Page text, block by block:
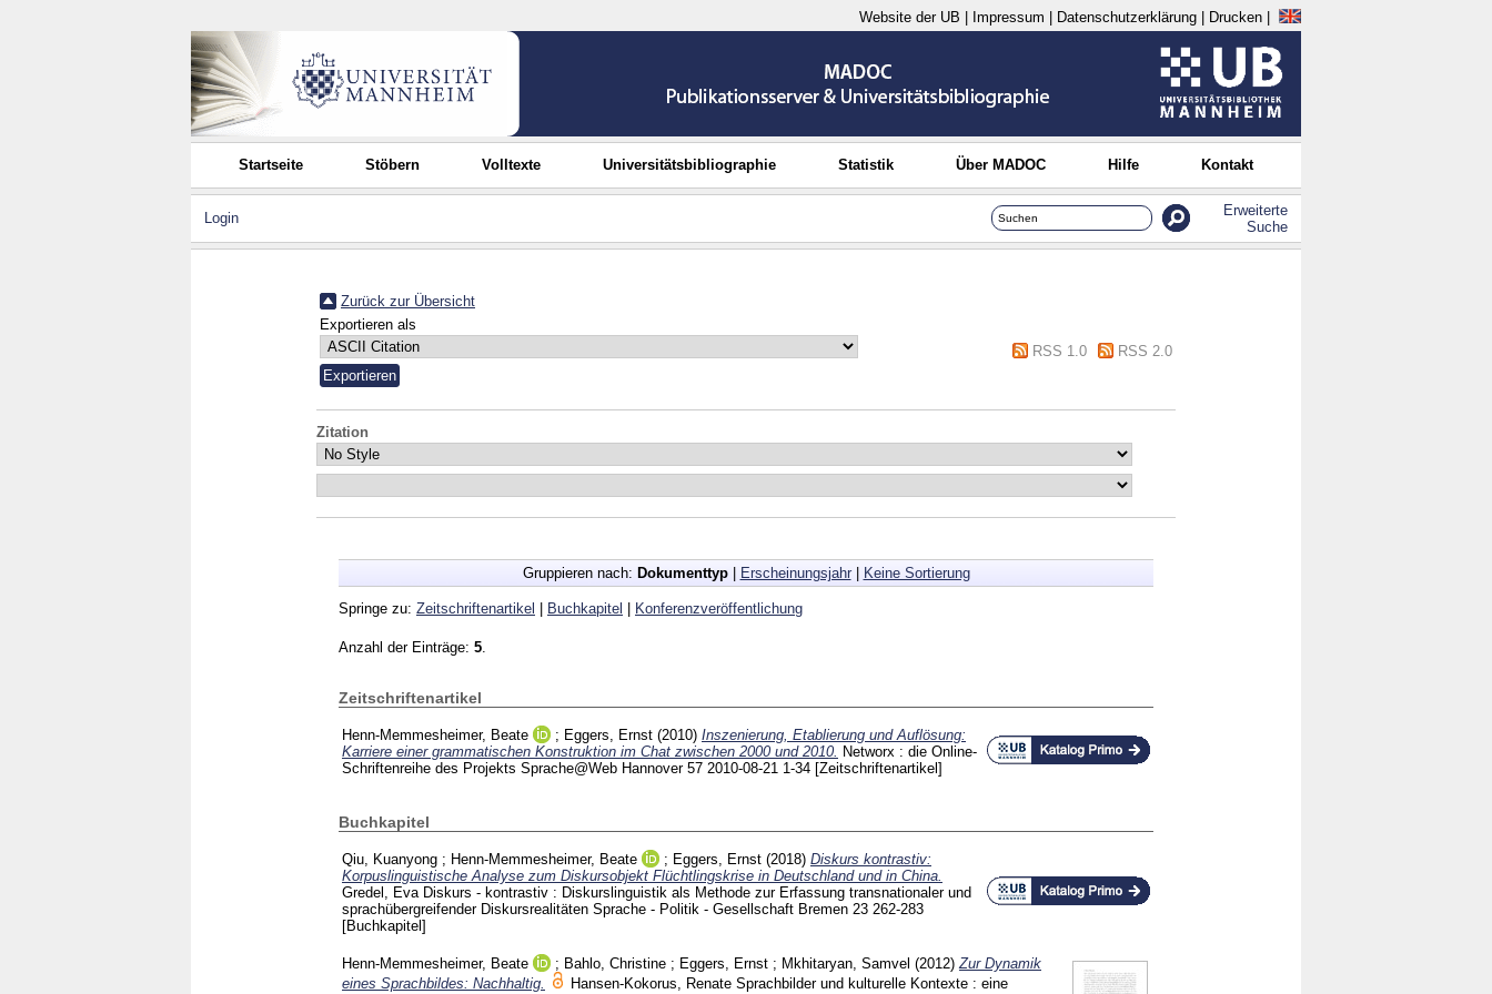
Website der UB Impressum Datenschutzerklärung Drucken
Startseite Stöbern Volltexte Universitätsbibliographie Statistik Über MADOC Hilfe Kontakt
Login
Erweiterte
Suche
Zurück zur Übersicht
Exportieren als
RSS 1.0
RSS 2.0
Zitation
Gruppieren nach: Dokumenttyp| Erscheinungsjahr| Keine Sortierung
Springe zu: Zeitschriftenartikel Buchkapitel Konferenzveröffentlichung
Anzahl der Einträge: 5
Zeitschriftenartikel
Henn-Memmesheimer, Beate ; Eggers, Ernst (2010) Inszenierung, Etablierung und Auflösung:
Karriere einer grammatischen Konstruktion im Chat zwischen 2000 und 2010.
Networx : die Online-
Schriftenreihe des Projekts Sprache@Web Hannover 57 2010-08-21 1-34 [Zeitschriftenartikel]
Buchkapitel
Qiu, Kuanyong ; Henn-Memmesheimer, Beate ; Eggers, Ernst (2018) Diskurs kontrastiv:
Korpuslinguistische Analyse zum Diskursobjekt Flüchtlingskrise in Deutschland und in China.
Gredel, Eva Diskurs - kontrastiv : Diskurslinguistik als Methode zur Erfassung transnationaler und
sprachübergreifender Diskursrealitäten Sprache - Politik - Gesellschaft Bremen 23 262-283
[Buchkapitel]
Henn-Memmesheimer, Beate ; Bahlo, Christine ; Eggers, Ernst ; Mkhitaryan, Samvel (2012)Zur Dynamik
eines Sprachbildes: Nachhaltig.
Hansen-Kokorus, Renate Sprachbilder und kulturelle Kontexte : eine